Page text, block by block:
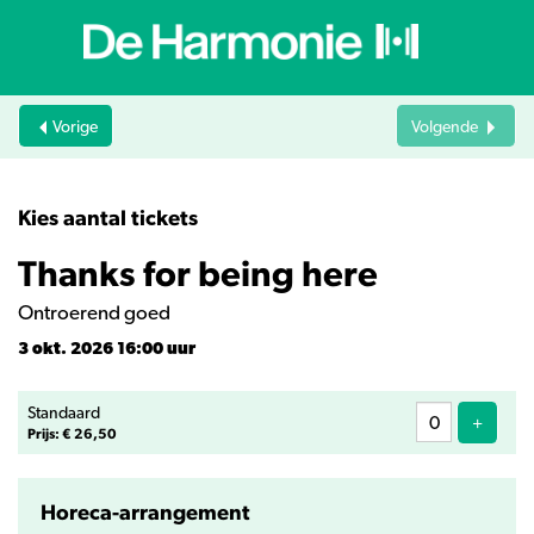
Vorige Volgende
Kies aantal tickets
Thanks for being here
Ontroerend goed
3 okt. 2026 16:00 uur
Aantal
Standaard
Prijs: € 26,50
+Voeg
Horeca-arrangement